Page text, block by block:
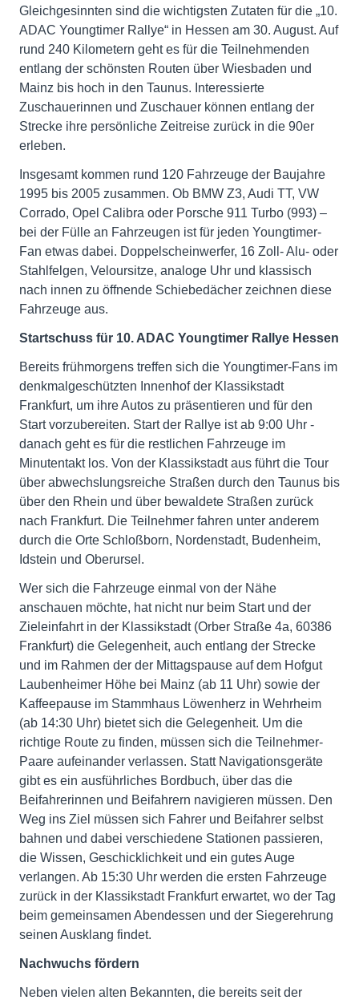
Gleichgesinnten sind die wichtigsten Zutaten für die „10.
ADAC Youngtimer Rallye“ in Hessen am 30. August. Auf
rund 240 Kilometern geht es für die Teilnehmenden
entlang der schönsten Routen über Wiesbaden und
Mainz bis hoch in den Taunus. Interessierte
Zuschauerinnen und Zuschauer können entlang der
Strecke ihre persönliche Zeitreise zurück in die 90er
erleben.
Insgesamt kommen rund 120 Fahrzeuge der Baujahre
1995 bis 2005 zusammen. Ob BMW Z3, Audi TT, VW
Corrado, Opel Calibra oder Porsche 911 Turbo (993) –
bei der Fülle an Fahrzeugen ist für jeden Youngtimer-
Fan etwas dabei. Doppelscheinwerfer, 16 Zoll- Alu- oder
Stahlfelgen, Veloursitze, analoge Uhr und klassisch
nach innen zu öffnende Schiebedächer zeichnen diese
Fahrzeuge aus.
Startschuss für 10. ADAC Youngtimer Rallye Hessen
Bereits frühmorgens treffen sich die Youngtimer-Fans im
denkmalgeschützten Innenhof der Klassikstadt
Frankfurt, um ihre Autos zu präsentieren und für den
Start vorzubereiten. Start der Rallye ist ab 9:00 Uhr -
danach geht es für die restlichen Fahrzeuge im
Minutentakt los. Von der Klassikstadt aus führt die Tour
über abwechslungsreiche Straßen durch den Taunus bis
über den Rhein und über bewaldete Straßen zurück
nach Frankfurt. Die Teilnehmer fahren unter anderem
durch die Orte Schloßborn, Nordenstadt, Budenheim,
Idstein und Oberursel.
Wer sich die Fahrzeuge einmal von der Nähe
anschauen möchte, hat nicht nur beim Start und der
Zieleinfahrt in der Klassikstadt (Orber Straße 4a, 60386
Frankfurt) die Gelegenheit, auch entlang der Strecke
und im Rahmen der der Mittagspause auf dem Hofgut
Laubenheimer Höhe bei Mainz (ab 11 Uhr) sowie der
Kaffeepause im Stammhaus Löwenherz in Wehrheim
(ab 14:30 Uhr) bietet sich die Gelegenheit. Um die
richtige Route zu finden, müssen sich die Teilnehmer-
Paare aufeinander verlassen. Statt Navigationsgeräte
gibt es ein ausführliches Bordbuch, über das die
Beifahrerinnen und Beifahrern navigieren müssen. Den
Weg ins Ziel müssen sich Fahrer und Beifahrer selbst
bahnen und dabei verschiedene Stationen passieren,
die Wissen, Geschicklichkeit und ein gutes Auge
verlangen. Ab 15:30 Uhr werden die ersten Fahrzeuge
zurück in der Klassikstadt Frankfurt erwartet, wo der Tag
beim gemeinsamen Abendessen und der Siegerehrung
seinen Ausklang findet.
Nachwuchs fördern
Neben vielen alten Bekannten, die bereits seit der